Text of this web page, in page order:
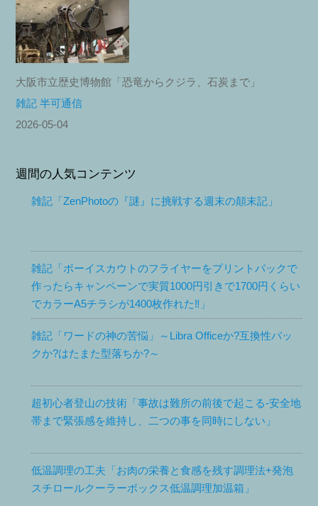
大阪市立歴史博物館「恐竜からクジラ、石炭まで」
雑記 半可通信
2026-05-04
週間の人気コンテンツ
雑記「ZenPhotoの『謎』に挑戦する週末の顛末記」
雑記「ボーイスカウトのフライヤーをプリントパックで
作ったらキャンペーンで実質1000円引きで1700円くらい
でカラーA5チラシが1400枚作れた‼︎」
雑記「ワードの神の苦悩」～Libra Officeか?互換性パッ
クか?はたまた型落ちか?～
超初心者登山の技術「事故は難所の前後で起こる-安全地
帯まで緊張感を維持し、二つの事を同時にしない」
低温調理の工夫「お肉の栄養と食感を残す調理法+発泡
スチロールクーラーボックス低温調理加温箱」